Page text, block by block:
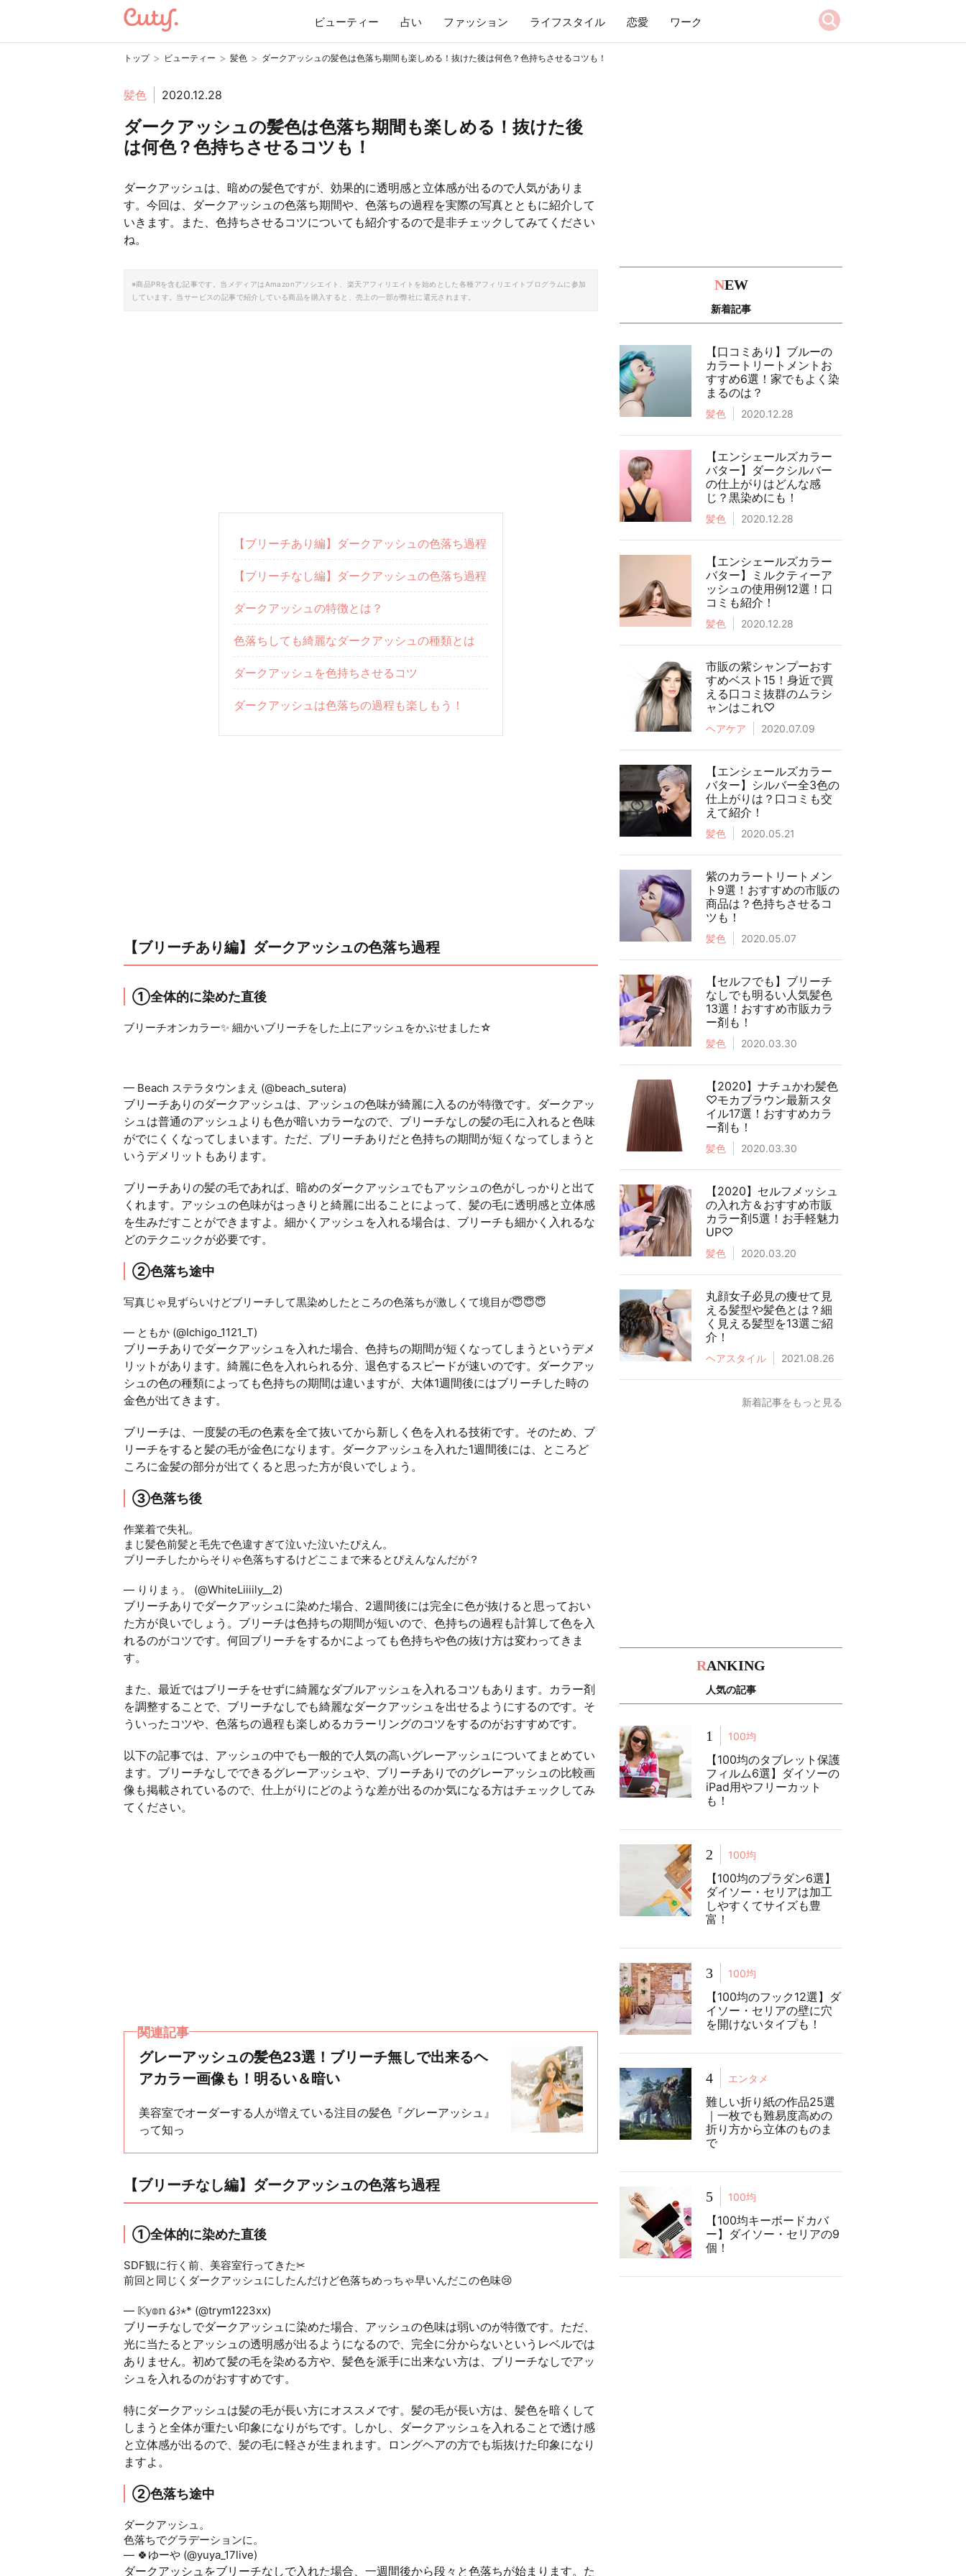
ビューティー 占い ファッション ライフスタイル 恋愛 ワーク
トップ > ビューティー > 髪色 > ダークアッシュの髪色は色落ち期間も楽しめる！抜けた後は何色？色持ちさせるコツも！
髪色 2020.12.28
ダークアッシュの髪色は色落ち期間も楽しめる！抜けた後
は何色？色持ちさせるコツも！
ダークアッシュは、暗めの髪色ですが、効果的に透明感と立体感が出るので人気がありま
す。今回は、ダークアッシュの色落ち期間や、色落ちの過程を実際の写真とともに紹介して
いきます。また、色持ちさせるコツについても紹介するので是非チェックしてみてください
ね。
※商品PRを含む記事です。当メディアはAmazonアソシエイト、楽天アフィリエイトを始めとした各種アフィリエイトプログラムに参加
しています。当サービスの記事で紹介している商品を購入すると、売上の一部が弊社に還元されます。
【ブリーチあり編】ダークアッシュの色落ち過程
【ブリーチなし編】ダークアッシュの色落ち過程
ダークアッシュの特徴とは？
色落ちしても綺麗なダークアッシュの種類とは
ダークアッシュを色持ちさせるコツ
ダークアッシュは色落ちの過程も楽しもう！
【ブリーチあり編】ダークアッシュの色落ち過程
①全体的に染めた直後
ブリーチオンカラー✨ 細かいブリーチをした上にアッシュをかぶせました☆
— Beach ステラタウンまえ (@beach_sutera)
ブリーチありのダークアッシュは、アッシュの色味が綺麗に入るのが特徴です。ダークアッ
シュは普通のアッシュよりも色が暗いカラーなので、ブリーチなしの髪の毛に入れると色味
がでにくくなってしまいます。ただ、ブリーチありだと色持ちの期間が短くなってしまうと
いうデメリットもあります。
ブリーチありの髪の毛であれば、暗めのダークアッシュでもアッシュの色がしっかりと出て
くれます。アッシュの色味がはっきりと綺麗に出ることによって、髪の毛に透明感と立体感
を生みだすことができますよ。細かくアッシュを入れる場合は、ブリーチも細かく入れるな
どのテクニックが必要です。
②色落ち途中
写真じゃ見ずらいけどブリーチして黒染めしたところの色落ちが激しくて境目が😇😇😇
— ともか (@Ichigo_1121_T)
ブリーチありでダークアッシュを入れた場合、色持ちの期間が短くなってしまうというデメ
リットがあります。綺麗に色を入れられる分、退色するスピードが速いのです。ダークアッ
シュの色の種類によっても色持ちの期間は違いますが、大体1週間後にはブリーチした時の
金色が出てきます。
ブリーチは、一度髪の毛の色素を全て抜いてから新しく色を入れる技術です。そのため、ブ
リーチをすると髪の毛が金色になります。ダークアッシュを入れた1週間後には、ところど
ころに金髪の部分が出てくると思った方が良いでしょう。
③色落ち後
作業着で失礼。
まじ髪色前髪と毛先で色違すぎて泣いた泣いたぴえん。
ブリーチしたからそりゃ色落ちするけどここまで来るとぴえんなんだが？
— りりまぅ。 (@WhiteLiiiily__2)
ブリーチありでダークアッシュに染めた場合、2週間後には完全に色が抜けると思っておい
た方が良いでしょう。ブリーチは色持ちの期間が短いので、色持ちの過程も計算して色を入
れるのがコツです。何回ブリーチをするかによっても色持ちや色の抜け方は変わってきま
す。
また、最近ではブリーチをせずに綺麗なダブルアッシュを入れるコツもあります。カラー剤
を調整することで、ブリーチなしでも綺麗なダークアッシュを出せるようにするのです。そ
ういったコツや、色落ちの過程も楽しめるカラーリングのコツをするのがおすすめです。
以下の記事では、アッシュの中でも一般的で人気の高いグレーアッシュについてまとめてい
ます。ブリーチなしでできるグレーアッシュや、ブリーチありでのグレーアッシュの比較画
像も掲載されているので、仕上がりにどのような差が出るのか気になる方はチェックしてみ
てください。
関連記事
グレーアッシュの髪色23選！ブリーチ無しで出来るヘ
アカラー画像も！明るい＆暗い
美容室でオーダーする人が増えている注目の髪色『グレーアッシュ』
って知っ
【ブリーチなし編】ダークアッシュの色落ち過程
①全体的に染めた直後
SDF観に行く前、美容室行ってきた✂
前回と同じくダークアッシュにしたんだけど色落ちめっちゃ早いんだこの色味😢
— 𝕂𝕪𝕠𝕟 ໒꒱⋆* (@trym1223xx)
ブリーチなしでダークアッシュに染めた場合、アッシュの色味は弱いのが特徴です。ただ、
光に当たるとアッシュの透明感が出るようになるので、完全に分からないというレベルでは
ありません。初めて髪の毛を染める方や、髪色を派手に出来ない方は、ブリーチなしでアッ
シュを入れるのがおすすめです。
特にダークアッシュは髪の毛が長い方にオススメです。髪の毛が長い方は、髪色を暗くして
しまうと全体が重たい印象になりがちです。しかし、ダークアッシュを入れることで透け感
と立体感が出るので、髪の毛に軽さが生まれます。ロングヘアの方でも垢抜けた印象になり
ますよ。
②色落ち途中
ダークアッシュ。
色落ちでグラデーションに。
— 🍀ゆーや (@yuya_17live)
ダークアッシュをブリーチなしで入れた場合、一週間後から段々と色落ちが始まります。た
NEW
新着記事
【口コミあり】ブルーの
カラートリートメントお
すすめ6選！家でもよく染
まるのは？
髪色 2020.12.28
【エンシェールズカラー
バター】ダークシルバー
の仕上がりはどんな感
じ？黒染めにも！
髪色 2020.12.28
【エンシェールズカラー
バター】ミルクティーア
ッシュの使用例12選！口
コミも紹介！
髪色 2020.12.28
市販の紫シャンプーおす
すめベスト15！身近で買
える口コミ抜群のムラシ
ャンはこれ♡
ヘアケア 2020.07.09
【エンシェールズカラー
バター】シルバー全3色の
仕上がりは？口コミも交
えて紹介！
髪色 2020.05.21
紫のカラートリートメン
ト9選！おすすめの市販の
商品は？色持ちさせるコ
ツも！
髪色 2020.05.07
【セルフでも】ブリーチ
なしでも明るい人気髪色
13選！おすすめ市販カラ
ー剤も！
髪色 2020.03.30
【2020】ナチュかわ髪色
♡モカブラウン最新スタ
イル17選！おすすめカラ
ー剤も！
髪色 2020.03.30
【2020】セルフメッシュ
の入れ方＆おすすめ市販
カラー剤5選！お手軽魅力
UP♡
髪色 2020.03.20
丸顔女子必見の痩せて見
える髪型や髪色とは？細
く見える髪型を13選ご紹
介！
ヘアスタイル 2021.08.26
新着記事をもっと見る
RANKING
人気の記事
1 100均
【100均のタブレット保護
フィルム6選】ダイソーの
iPad用やフリーカット
も！
2 100均
【100均のプラダン6選】
ダイソー・セリアは加工
しやすくてサイズも豊
富！
3 100均
【100均のフック12選】ダ
イソー・セリアの壁に穴
を開けないタイプも！
4 エンタメ
難しい折り紙の作品25選
｜一枚でも難易度高めの
折り方から立体のものま
で
5 100均
【100均キーボードカバ
ー】ダイソー・セリアの9
個！